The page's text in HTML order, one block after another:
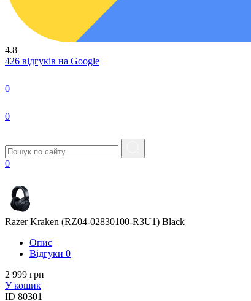
4.8
426 відгуків на Google
0
0
0
Razer Kraken (RZ04-02830100-R3U1) Black
Опис
Вiдгуки 0
2 999 грн
У кошик
ID 80301